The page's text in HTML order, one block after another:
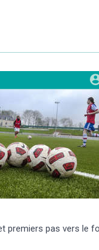
premiers pas vers le